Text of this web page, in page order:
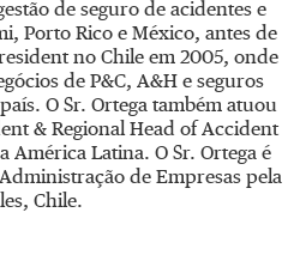
de seguro de acidentes e
Porto Rico e México, antes de
no Chile em 2005, onde
de P&C, A&H e seguros
O Sr. Ortega também atuou
& Regional Head of Accident
América Latina. O Sr. Ortega é
de Empresas pela
Chile.